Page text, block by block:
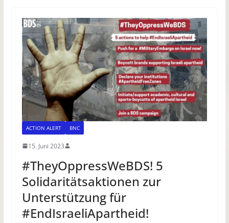
ACTION ALERT BNC
15. Juni 2023
#TheyOppressWeBDS! 5
Solidaritätsaktionen zur
Unterstützung für
#EndIsraeliApartheid!